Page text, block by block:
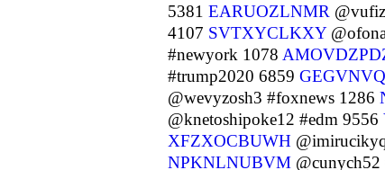
5381 EARUOZLNMR
4107 SVTXYCLKXY
#newyork 1078
#trump2020 6859
@wevyzosh3 #foxnews 1286
@knetoshipoke12 #edm 9556
XFZXOCBUWH
NPKNLNUBVM